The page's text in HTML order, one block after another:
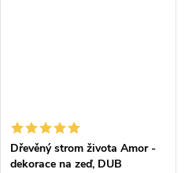
Dřevěný strom života Amor -
dekorace na zeď, DUB